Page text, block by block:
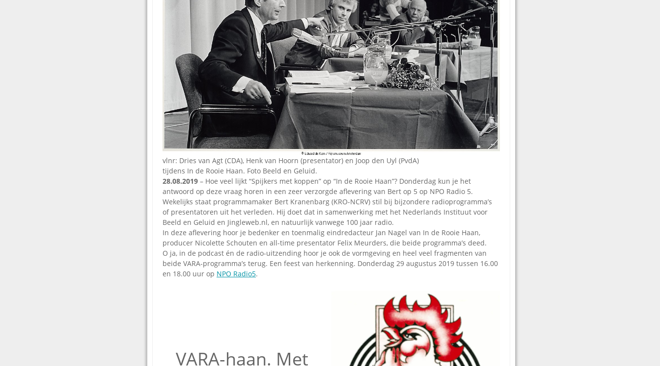
vlnr: Dries van Agt (CDA), Henk van Hoorn (presentator) en Joop den Uyl (PvdA)
tijdens In de Rooie Haan. Foto Beeld en Geluid.
28.08.2019 – Hoe veel lijkt “Spijkers met koppen” op “In de Rooie Haan”? Donderdag kun je het
antwoord op deze vraag horen in een zeer verzorgde aflevering van Bert op 5 op NPO Radio 5.
Wekelijks staat programmamaker Bert Kranenbarg (KRO-NCRV) stil bij bijzondere radioprogramma’s
of presentatoren uit het verleden. Hij doet dat in samenwerking met het Nederlands Instituut voor
Beeld en Geluid en Jingleweb.nl, en natuurlijk vanwege 100 jaar radio.
In deze aflevering hoor je bedenker en toenmalig eindredacteur Jan Nagel van In de Rooie Haan,
producer Nicolette Schouten en all-time presentator Felix Meurders, die beide programma’s deed.
O ja, in de podcast én de radio-uitzending hoor je ook de vormgeving en heel veel fragmenten van
beide VARA-programma’s terug. Een feest van herkenning. Donderdag 29 augustus 2019 tussen 16.00
en 18.00 uur op NPO Radio5.
VARA-haan. Met